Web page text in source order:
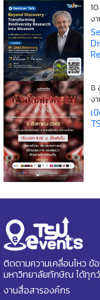
ง
8
ง
เ
ติดตามความเคลื่อนไหว
มหาวิทยาลัยทักษิณ ได้ทุก
งานสื่อสารองค์กร